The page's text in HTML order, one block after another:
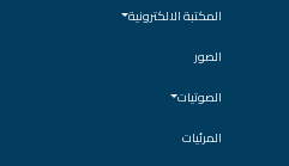
المكتبة الالكترونية
الصور
الصوتيات
المرئيات